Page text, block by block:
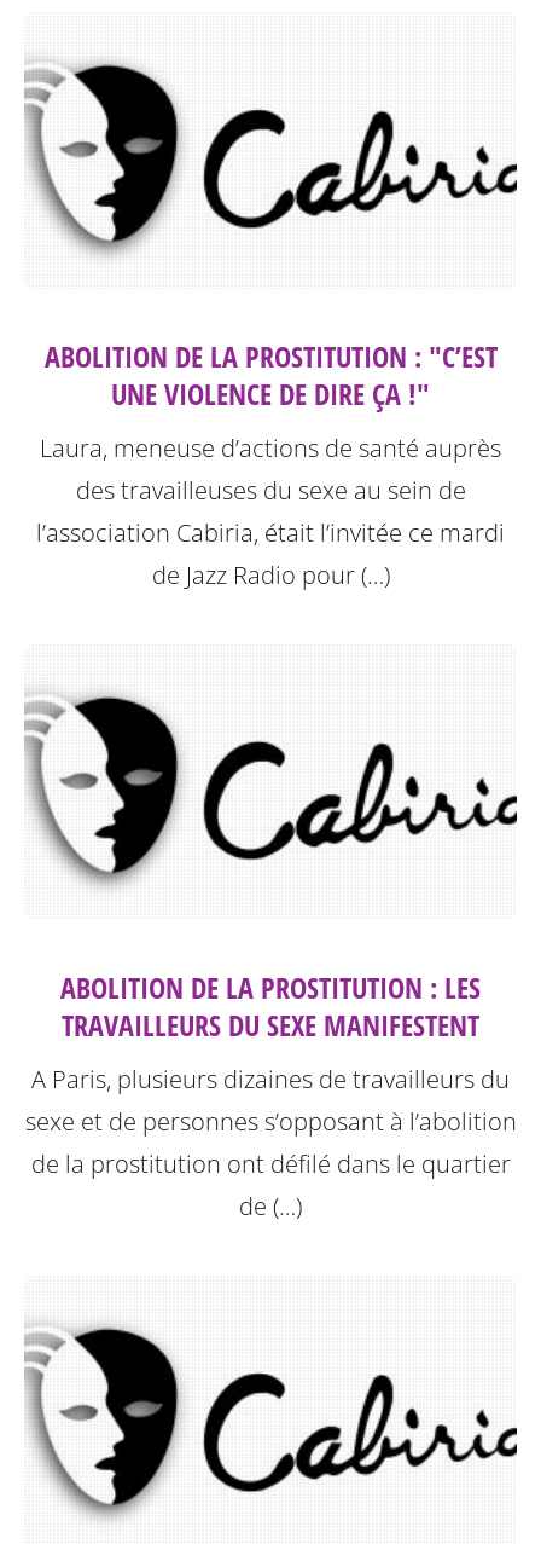
ABOLITION DE LA PROSTITUTION : "C’EST
UNE VIOLENCE DE DIRE ÇA !"
Laura, meneuse d’actions de santé auprès
des travailleuses du sexe au sein de
l’association Cabiria, était l’invitée ce mardi
de Jazz Radio pour (…)
ABOLITION DE LA PROSTITUTION : LES
TRAVAILLEURS DU SEXE MANIFESTENT
A Paris, plusieurs dizaines de travailleurs du
sexe et de personnes s’opposant à l’abolition
de la prostitution ont défilé dans le quartier
de (…)